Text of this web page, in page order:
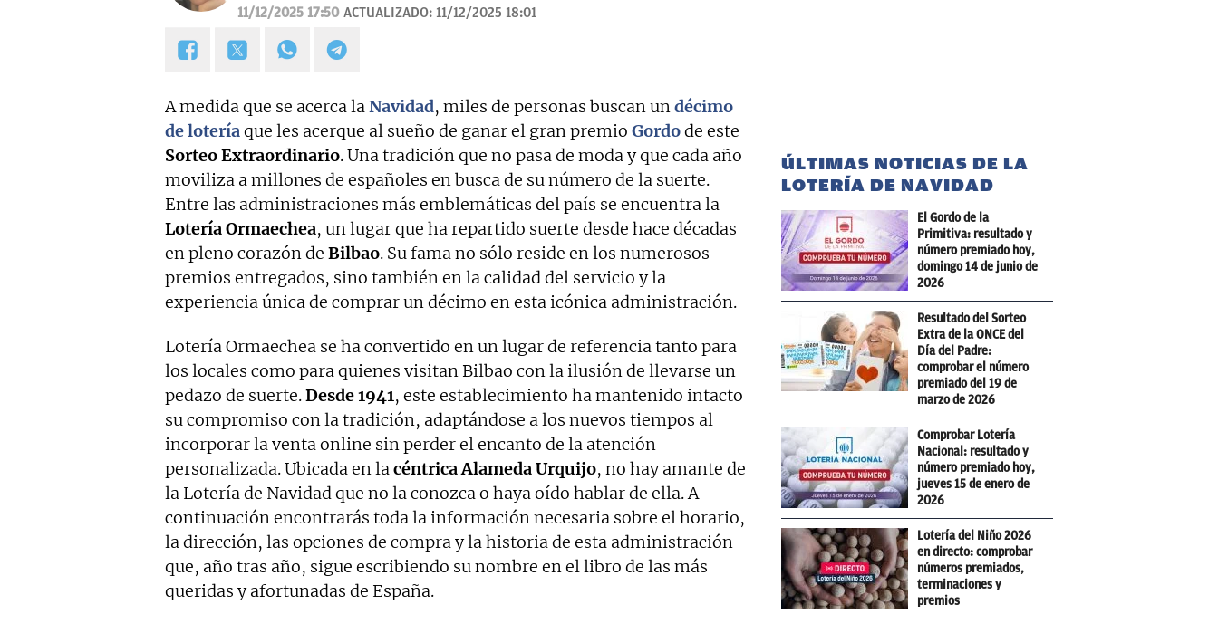
11/12/2025 17:50 ACTUALIZADO: 11/12/2025 18:01
A medida que se acerca laNavidad, miles de personas buscan undécimo
de loteríaque les acerque al sueño de ganar el gran premio Gordode este
Sorteo Extraordinario. Una tradición que no pasa de moda y que cada año
moviliza a millones de españoles en busca de su número de la suerte.
Entre las administraciones más emblemáticas del país se encuentra la
Lotería Ormaechea, un lugar que ha repartido suerte desde hace décadas
en pleno corazón de Bilbao. Su fama no sólo reside en los numerosos
premios entregados, sino también en la calidad del servicio y la
experiencia única de comprar un décimo en esta icónica administración.
Lotería Ormaechea se ha convertido en un lugar de referencia tanto para
los locales como para quienes visitan Bilbao con la ilusión de llevarse un
pedazo de suerte.Desde 1941, este establecimiento ha mantenido intacto
su compromiso con la tradición, adaptándose a los nuevos tiempos al
incorporar la venta online sin perder el encanto de la atención
personalizada. Ubicada en lacéntrica Alameda Urquijo, no hay amante de
la Lotería de Navidad que no la conozca o haya oído hablar de ella. A
continuación encontrarás toda la información necesaria sobre el horario,
la dirección, las opciones de compra y la historia de esta administración
que, año tras año, sigue escribiendo su nombre en el libro de las más
queridas y afortunadas de España.
ÚLTIMAS NOTICIAS DE LA
LOTERÍA DE NAVIDAD
El Gordo de la
Primitiva: resultado y
número premiado hoy,
domingo 14 de junio de
2026
Resultado del Sorteo
Extra de la ONCE del
Día del Padre:
comprobar el número
premiado del 19 de
marzo de 2026
Comprobar Lotería
Nacional: resultado y
número premiado hoy,
jueves 15 de enero de
2026
Lotería del Niño 2026
en directo: comprobar
números premiados,
terminaciones y
premios